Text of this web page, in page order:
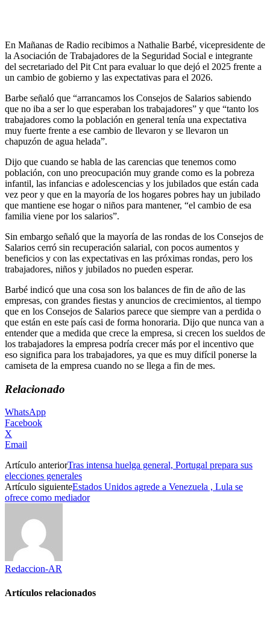
En Mañanas de Radio recibimos a Nathalie Barbé, vicepresidente de
la Asociación de Trabajadores de la Seguridad Social e integrante
del secretariado del Pit Cnt para evaluar lo que dejó el 2025 frente a
un cambio de gobierno y las expectativas para el 2026.
Barbe señaló que “arrancamos los Consejos de Salarios sabiendo
que no iba a ser lo que esperaban los trabajadores” y que “tanto los
trabajadores como la población en general tenía una expectativa
muy fuerte frente a ese cambio de llevaron y se llevaron un
chapuzón de agua helada”.
Dijo que cuando se habla de las carencias que tenemos como
población, con uno preocupación muy grande como es la pobreza
infantil, las infancias e adolescencias y los jubilados que están cada
vez peor y que en la mayoría de los hogares pobres hay un jubilado
que mantiene ese hogar o niños para mantener, “el cambio de esa
familia viene por los salarios”.
Sin embargo señaló que la mayoría de las rondas de los Consejos de
Salarios cerró sin recuperación salarial, con pocos aumentos y
beneficios y con las expectativas en las próximas rondas, pero los
trabajadores, niños y jubilados no pueden esperar.
Barbé indicó que una cosa son los balances de fin de año de las
empresas, con grandes fiestas y anuncios de crecimientos, al tiempo
que en los Consejos de Salarios parece que siempre van a perdida o
que están en este país casi de forma honoraria. Dijo que nunca van a
entender que a medida que crece la empresa, si crecen los sueldos de
los trabajadores la empresa podría crecer más por el incentivo que
eso significa para los trabajadores, ya que es muy difícil ponerse la
camiseta de la empresa cuando no se llega a fin de mes.
Relacionado
WhatsApp
Facebook
X
Email
Artículo anteriorTras intensa huelga general, Portugal prepara sus
elecciones generales
Artículo siguienteEstados Unidos agrede a Venezuela , Lula se
ofrece como mediador
Redaccion-AR
Artículos relacionados